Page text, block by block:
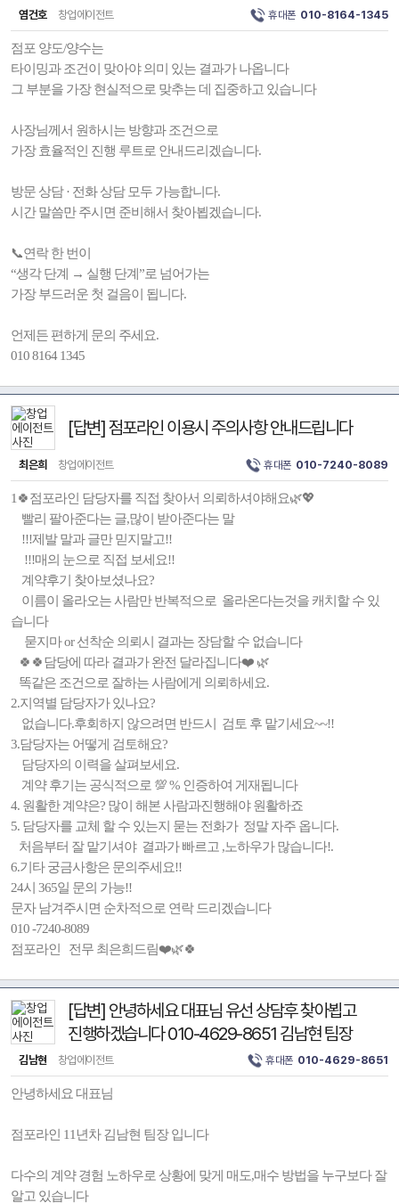
염건호 창업에이전트 휴대폰 010-8164-1345
점포 양도/양수는
타이밍과 조건이 맞아야 의미 있는 결과가 나옵니다
그 부분을 가장 현실적으로 맞추는 데 집중하고 있습니다
사장님께서 원하시는 방향과 조건으로
가장 효율적인 진행 루트로 안내드리겠습니다.
방문 상담 · 전화 상담 모두 가능합니다.
시간 말씀만 주시면 준비해서 찾아뵙겠습니다.
📞연락 한 번이
“생각 단계 → 실행 단계”로 넘어가는
가장 부드러운 첫 걸음이 됩니다.
언제든 편하게 문의 주세요.
010 8164 1345
[답변] 점포라인 이용시 주의사항 안내드립니다
최은희 창업에이전트 휴대폰 010-7240-8089
1🍀점포라인 담당자를 직접 찾아서 의뢰하셔야해요🌿💖
빨리 팔아준다는 글,많이 받아준다는 말
!!!제발 말과 글만 믿지말고!!
!!!매의 눈으로 직접 보세요!!
계약후기 찾아보셨나요?
이름이 올라오는 사람만 반복적으로 올라온다는것을 캐치할 수 있
습니다
묻지마 or 선착순 의뢰시 결과는 장담할 수 없습니다
🍀🍀담당에 따라 결과가 완전 달라집니다❤️ 🌿
똑같은 조건으로 잘하는 사람에게 의뢰하세요.
2.지역별 담당자가 있나요?
없습니다.후회하지 않으려면 반드시 검토 후 맡기세요~~!!
3.담당자는 어떻게 검토해요?
담당자의 이력을 살펴보세요.
계약 후기는 공식적으로 💯 % 인증하여 게재됩니다
4. 원활한 계약은? 많이 해본 사람과진행해야 원활하죠
5. 담당자를 교체 할 수 있는지 묻는 전화가 정말 자주 옵니다.
처음부터 잘 맡기셔야 결과가 빠르고 ,노하우가 많습니다!.
6.기타 궁금사항은 문의주세요!!
24시 365일 문의 가능!!
문자 남겨주시면 순차적으로 연락 드리겠습니다
010 -7240-8089
점포라인 전무 최은희드림❤️🌿🍀
[답변] 안녕하세요 대표님 유선 상담후 찾아뵙고
진행하겠습니다 010-4629-8651 김남현 팀장
김남현 창업에이전트 휴대폰 010-4629-8651
안녕하세요 대표님
점포라인 11년차 김남현 팀장 입니다
다수의 계약 경험 노하우로 상황에 맞게 매도,매수 방법을 누구보다 잘
알고 있습니다